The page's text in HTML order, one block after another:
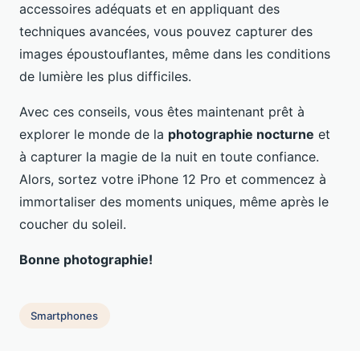
accessoires adéquats et en appliquant des
techniques avancées, vous pouvez capturer des
images époustouflantes, même dans les conditions
de lumière les plus difficiles.
Avec ces conseils, vous êtes maintenant prêt à
explorer le monde de la photographie nocturne et
à capturer la magie de la nuit en toute confiance.
Alors, sortez votre iPhone 12 Pro et commencez à
immortaliser des moments uniques, même après le
coucher du soleil.
Bonne photographie!
Smartphones